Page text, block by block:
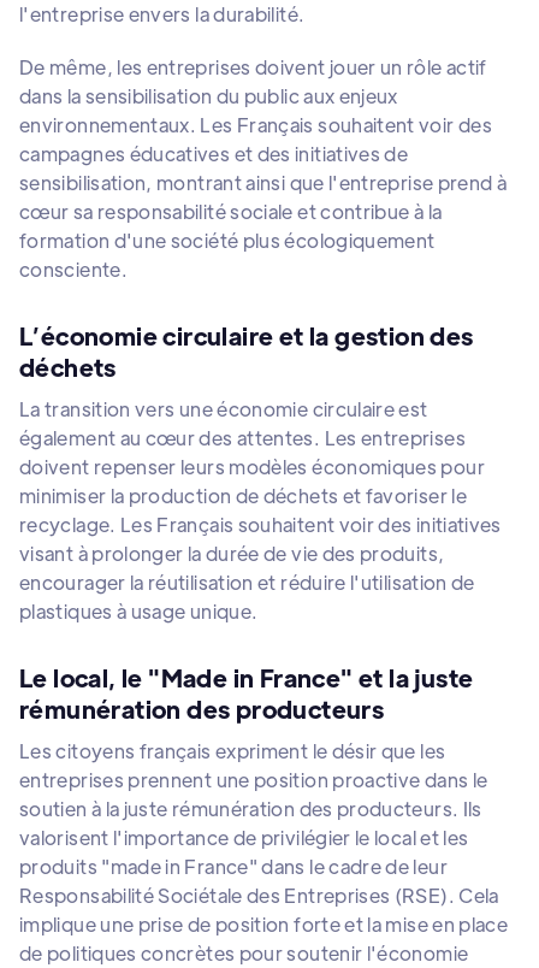
l'entreprise envers la durabilité.
De même, les entreprises doivent jouer un rôle actif
dans la sensibilisation du public aux enjeux
environnementaux. Les Français souhaitent voir des
campagnes éducatives et des initiatives de
sensibilisation, montrant ainsi que l'entreprise prend à
cœur sa responsabilité sociale et contribue à la
formation d'une société plus écologiquement
consciente.
L’économie circulaire et la gestion des
déchets
La transition vers une économie circulaire est
également au cœur des attentes. Les entreprises
doivent repenser leurs modèles économiques pour
minimiser la production de déchets et favoriser le
recyclage. Les Français souhaitent voir des initiatives
visant à prolonger la durée de vie des produits,
encourager la réutilisation et réduire l'utilisation de
plastiques à usage unique.
Le local, le "Made in France" et la juste
rémunération des producteurs
Les citoyens français expriment le désir que les
entreprises prennent une position proactive dans le
soutien à la juste rémunération des producteurs. Ils
valorisent l'importance de privilégier le local et les
produits "made in France" dans le cadre de leur
Responsabilité Sociétale des Entreprises (RSE). Cela
implique une prise de position forte et la mise en place
de politiques concrètes pour soutenir l'économie